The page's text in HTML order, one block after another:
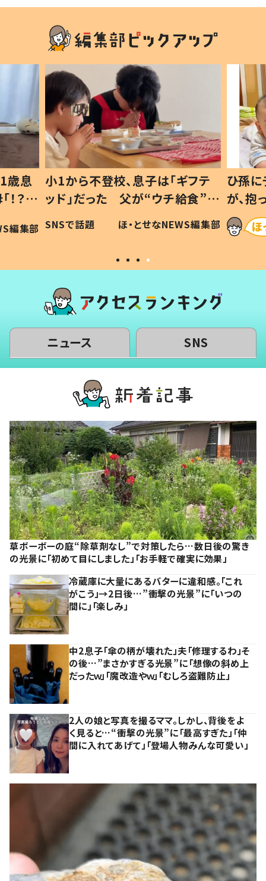
歳息
？」
編集部
小1から不登校、息子は「ギフテ
ッド」だった 父が“ウチ給食”を
作り続ける理由とは #令和の親
#令和の子
SNSで話題 ほ・とせなNEWS編集部
ひ孫
が、
「涙が
い」
ニュース SNS
草ボーボーの庭“除草剤なし”で対策したら…数日後の驚き
の光景に「初めて目にしました」「お手軽で確実に効果」
冷蔵庫に大量にあるバターに違和感。「これ
がこう」→2日後…”衝撃の光景”に「いつの
間に」「楽しみ」
中2息子「傘の柄が壊れた」夫「修理するわ」そ
の後…”まさかすぎる光景”に「想像の斜め上
だったｗ」「魔改造やｗ」「むしろ盗難防止」
2人の娘と写真を撮るママ。しかし、背後をよ
く見ると…“衝撃の光景”に「最高すぎた」「仲
間に入れてあげて」「登場人物みんな可愛い」